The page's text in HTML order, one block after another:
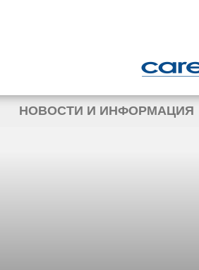
НОВОСТИ И ИНФОРМАЦИЯ